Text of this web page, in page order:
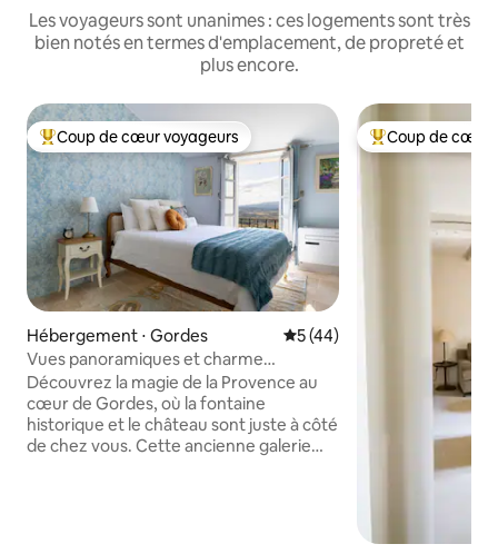
Les voyageurs sont unanimes : ces logements sont très
bien notés en termes d'emplacement, de propreté et
plus encore.
Coups de cœur voyageurs les plus appréciés
Coup de cœur voyageurs
Hébergement ⋅ Gordes Évaluation moyenne sur la
5 (44)
Vues panoramiques et charme
provençal dans le centre de Gordes
Découvrez la magie de la Provence au
cœur de Gordes, où la fontaine
historique et le château sont juste à côté
de chez vous. Cette ancienne galerie
Coups de cœur
Coup de cœur